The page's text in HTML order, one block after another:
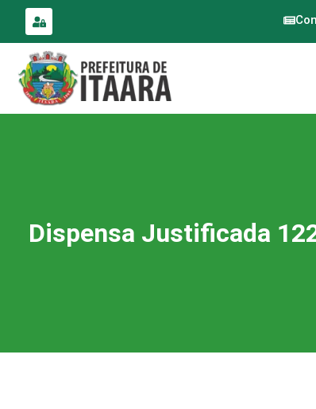
conteúdo
Dispensa Justificada